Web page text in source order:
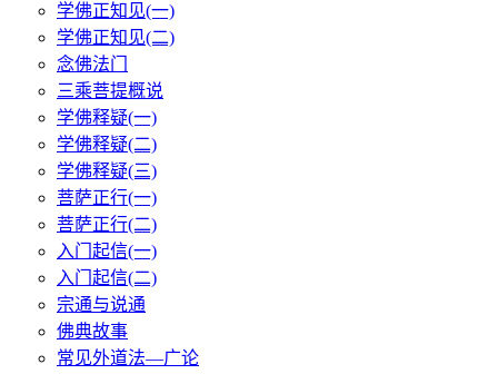
学佛正知见(一)
学佛正知见(二)
念佛法门
三乘菩提概说
学佛释疑(一)
学佛释疑(二)
学佛释疑(三)
菩萨正行(一)
菩萨正行(二)
入门起信(一)
入门起信(二)
宗通与说通
佛典故事
常见外道法—广论